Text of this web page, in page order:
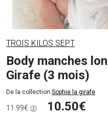
TROIS KILOS SEPT
Body manches
Girafe (3 mois)
De la collection Sophie la girafe
11.99€ 10.50€